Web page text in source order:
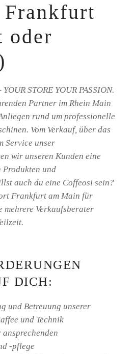
oder
STORE YOUR PASSION.
Partner im Rhein Main
rund um professionelle
Vom Verkauf, über das
Service unser
wir unseren Kunden eine
Produkten und
auch du eine Coffeosi sein?
Frankfurt am Main für
mehrere Verkaufsberater
DICH:
und Betreuung unserer
und Technik
-pflege